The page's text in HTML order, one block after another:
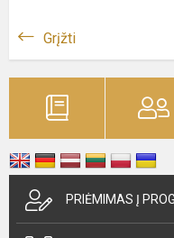
Grįžti
PRIĖMIMAS Į